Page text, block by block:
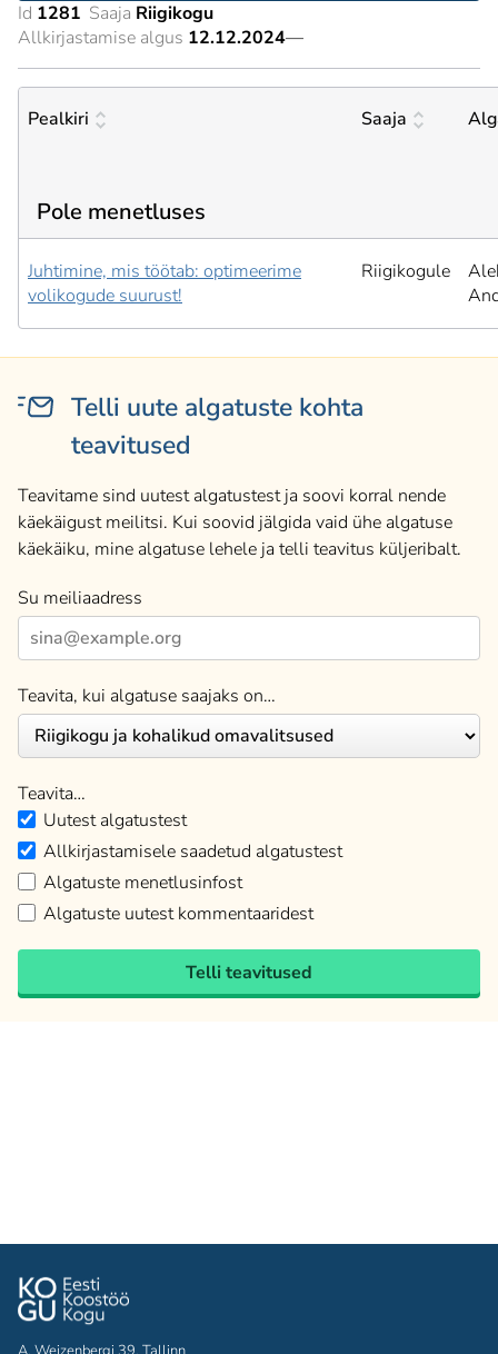
Id 1281 Saaja Riigikogu
Allkirjastamise algus 12.12.2024—
Pealkiri Saaja
Pole menetluses
Juhtimine, mis töötab: optimeerime
volikogude suurust!
Riigikogule
Telli uute algatuste kohta
teavitused
Teavitame sind uutest algatustest ja soovi korral nende
käekäigust meilitsi. Kui soovid jälgida vaid ühe algatuse
käekäiku, mine algatuse lehele ja telli teavitus küljeribalt.
Su meiliaadress
Teavita, kui algatuse saajaks on…
Teavita…
Uutest algatustest
Allkirjastamisele saadetud algatustest
Algatuste menetlusinfost
Algatuste uutest kommentaaridest
Telli teavitused